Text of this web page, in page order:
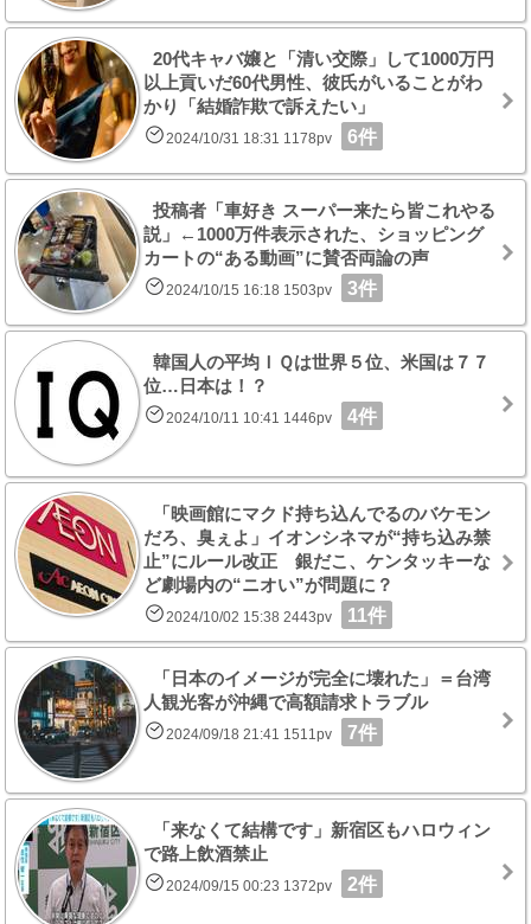
20代キャバ嬢と「清い交際」して1000万円
以上貢いだ60代男性、彼氏がいることがわ
かり「結婚詐欺で訴えたい」
2024/10/31 18:31 1178pv 6件
投稿者「車好き スーパー来たら皆これやる
説」←1000万件表示された、ショッピング
カートの“ある動画”に賛否両論の声
2024/10/15 16:18 1503pv 3件
韓国人の平均ＩＱは世界５位、米国は７７
位…日本は！？
2024/10/11 10:41 1446pv 4件
「映画館にマクド持ち込んでるのバケモン
だろ、臭ぇよ」イオンシネマが“持ち込み禁
止”にルール改正 銀だこ、ケンタッキーな
ど劇場内の“ニオい”が問題に？
2024/10/02 15:38 2443pv 11件
「日本のイメージが完全に壊れた」＝台湾
人観光客が沖縄で高額請求トラブル
2024/09/18 21:41 1511pv 7件
「来なくて結構です」新宿区もハロウィン
で路上飲酒禁止
2024/09/15 00:23 1372pv 2件